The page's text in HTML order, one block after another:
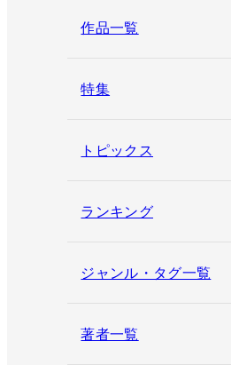
作品一覧
特集
トピックス
ランキング
ジャンル・タグ一覧
著者一覧